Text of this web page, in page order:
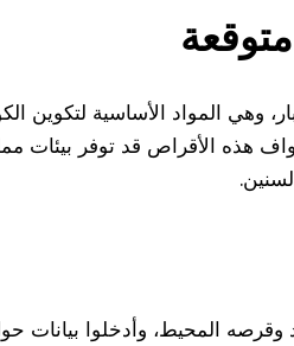
وهي المواد الأساسية
هذه الأقراص قد توفر بيئات
وقرصه المحيط، وأدخلوا